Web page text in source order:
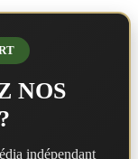
NOS
indépendant